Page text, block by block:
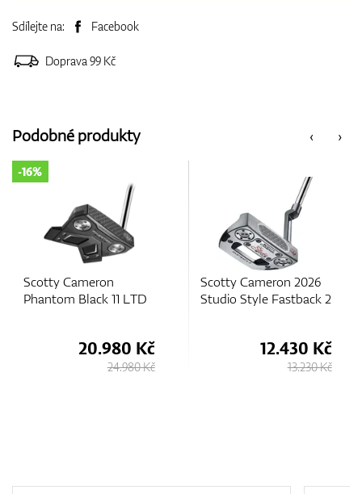
Sdílejte na: Facebook
Doprava 99 Kč
‹
Podobné produkty ›
11 LTD
Scotty Cameron 2026
Studio Style Fastback 2
Scotty
Phantom 7.5